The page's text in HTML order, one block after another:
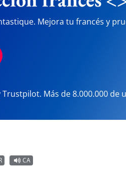
Mejora tu francés y
Trustpilot. Más de 8.000.000
CA